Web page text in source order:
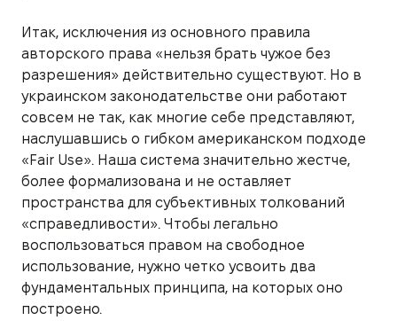
Итак, исключения из основного правила
авторского права «нельзя брать чужое без
разрешения» действительно существуют. Но в
украинском законодательстве они работают
совсем не так, как многие себе представляют,
наслушавшись о гибком американском подходе
«Fair Use». Наша система значительно жестче,
более формализована и не оставляет
пространства для субъективных толкований
«справедливости». Чтобы легально
воспользоваться правом на свободное
использование, нужно четко усвоить два
фундаментальных принципа, на которых оно
построено.